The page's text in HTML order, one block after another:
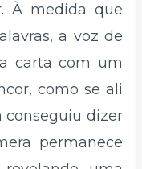
À medida que
a voz de
carta com um
como se ali
conseguiu dizer
permanece